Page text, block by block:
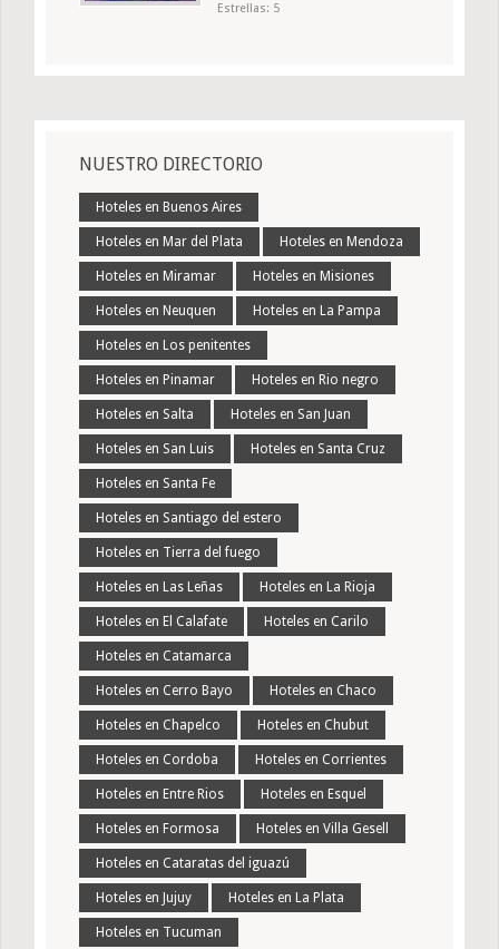
Estrellas: 5
NUESTRO DIRECTORIO
Hoteles en Buenos Aires
Hoteles en Mar del Plata Hoteles en Mendoza
Hoteles en Miramar Hoteles en Misiones
Hoteles en Neuquen Hoteles en La Pampa
Hoteles en Los penitentes
Hoteles en Pinamar Hoteles en Rio negro
Hoteles en Salta Hoteles en San Juan
Hoteles en San Luis Hoteles en Santa Cruz
Hoteles en Santa Fe
Hoteles en Santiago del estero
Hoteles en Tierra del fuego
Hoteles en Las Leñas Hoteles en La Rioja
Hoteles en El Calafate Hoteles en Carilo
Hoteles en Catamarca
Hoteles en Cerro Bayo Hoteles en Chaco
Hoteles en Chapelco Hoteles en Chubut
Hoteles en Cordoba Hoteles en Corrientes
Hoteles en Entre Rios Hoteles en Esquel
Hoteles en Formosa Hoteles en Villa Gesell
Hoteles en Cataratas del iguazú
Hoteles en Jujuy Hoteles en La Plata
Hoteles en Tucuman